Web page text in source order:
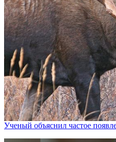
Ученый объяснил частое